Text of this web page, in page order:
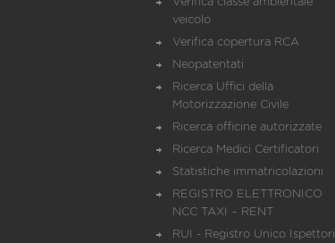
Verifica classe ambientale
veicolo
Verifica copertura RCA
Neopatentati
Ricerca Uffici della
Motorizzazione Civile
Ricerca officine autorizzate
Ricerca Medici Certificatori
Statistiche immatricolazioni
REGISTRO ELETTRONICO
NCC TAXI – RENT
RUI - Registro Unico Ispettori